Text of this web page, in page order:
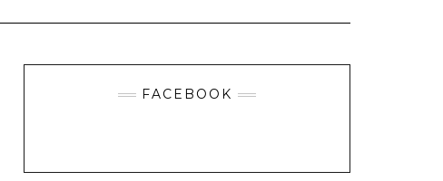
FACEBOOK